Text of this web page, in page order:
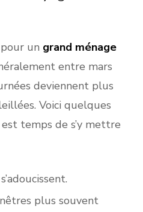
un grand ménage
entre mars
rnées deviennent plus
Voici quelques
temps de s’y mettre
plus souvent